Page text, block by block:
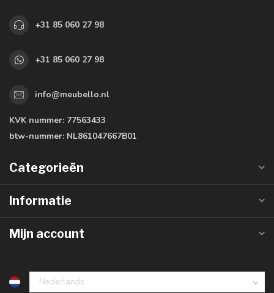
+31 85 060 27 98
+31 85 060 27 98
info@meubello.nl
KVK nummer: 77563433
btw-nummer: NL861047667B01
Categorieën
Informatie
Mijn account